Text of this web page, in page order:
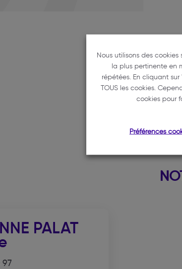
PALAT
Nous utilisons des
la plus pertinente en
répétées. En cliquant
TOUS les cookies.
cookies pour
Préférences